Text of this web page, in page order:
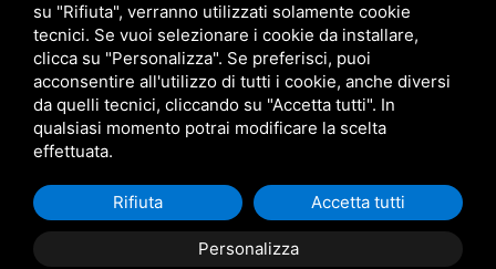
PRIVACY SITEMAP/ QUESTO SITO È PROTETTO DA GOOGLE
RECAPTCHA V3,PRIVACY POLICYE TERMS OF SERVICEDI GOOGLE.
su "Rifiuta", verranno utilizzati solamente cookie
tecnici. Se vuoi selezionare i cookie da installare,
clicca su "Personalizza". Se preferisci, puoi
acconsentire all'utilizzo di tutti i cookie, anche diversi
da quelli tecnici, cliccando su "Accetta tutti". In
qualsiasi momento potrai modificare la scelta
effettuata.
Personalizza
Rifiuta Accetta tutti